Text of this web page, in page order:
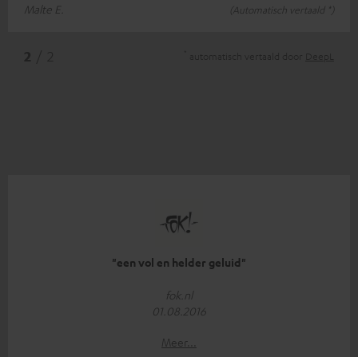
Malte E.
(Automatisch vertaald *)
"een vol en helder geluid"
fok.nl
01.08.2016
Meer...